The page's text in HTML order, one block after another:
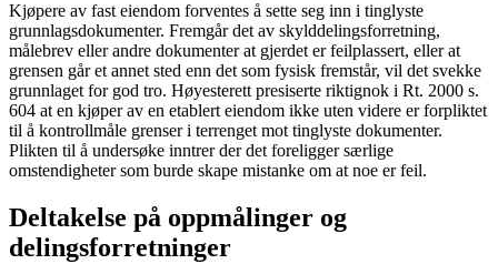
Kjøpere av fast eiendom forventes å sette seg inn i tinglyste
grunnlagsdokumenter. Fremgår det av skylddelingsforretning,
målebrev eller andre dokumenter at gjerdet er feilplassert, eller at
grensen går et annet sted enn det som fysisk fremstår, vil det svekke
grunnlaget for god tro. Høyesterett presiserte riktignok i Rt. 2000 s.
604 at en kjøper av en etablert eiendom ikke uten videre er forpliktet
til å kontrollmåle grenser i terrenget mot tinglyste dokumenter.
Plikten til å undersøke inntrer der det foreligger særlige
omstendigheter som burde skape mistanke om at noe er feil.
Deltakelse på oppmålinger og
delingsforretninger